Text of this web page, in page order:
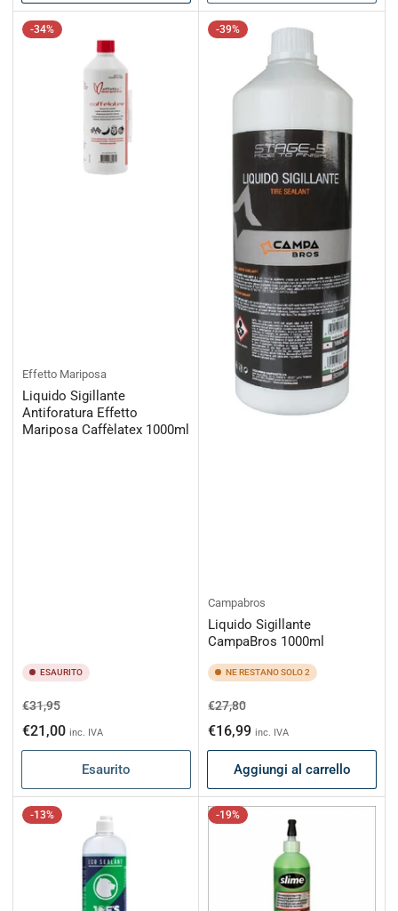
-34%
Effetto Mariposa
Liquido Sigillante
Antiforatura Effetto
Mariposa Caffèlatex 1000ml
ESAURITO
Prezzo
di
listino
€31,95Prezzo
scontato
€21,00 inc. IVA
Esaurito
-39%
Campabros
Liquido Sigillante
CampaBros 1000ml
NE RESTANO SOLO 2
Prezzo
di
listino
€27,80Prezzo
scontato
€16,99 inc. IVA
Aggiungi al carrello
-13% -19%